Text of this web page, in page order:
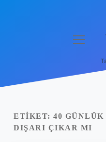
Politikası
Yasal Uyarı
menüyü
ETIKET: 40
DIŞARI ÇIKAR MI